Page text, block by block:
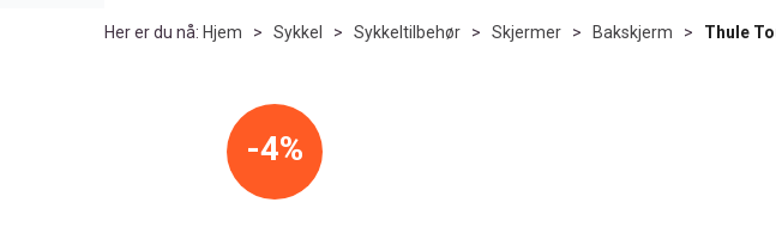
Her er du nå: Hjem > Sykkel > Sykkeltilbehør > Skjermer > Bakskjerm > Thule
4%